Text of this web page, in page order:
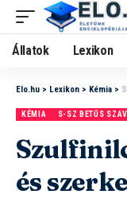
Állatok Lexikon
Elo.hu > Lexikon > Kémia >
KÉMIA S-SZ BETŰS
és